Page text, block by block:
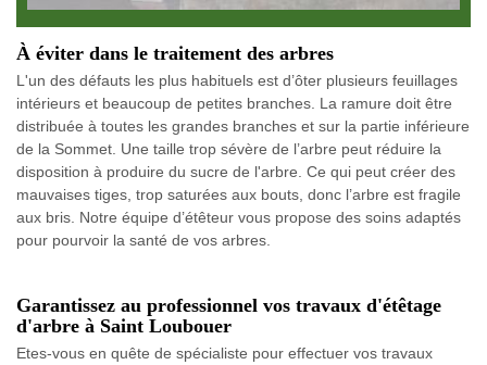
À éviter dans le traitement des arbres
L'un des défauts les plus habituels est d’ôter plusieurs feuillages
intérieurs et beaucoup de petites branches. La ramure doit être
distribuée à toutes les grandes branches et sur la partie inférieure
de la Sommet. Une taille trop sévère de l’arbre peut réduire la
disposition à produire du sucre de l'arbre. Ce qui peut créer des
mauvaises tiges, trop saturées aux bouts, donc l’arbre est fragile
aux bris. Notre équipe d’étêteur vous propose des soins adaptés
pour pourvoir la santé de vos arbres.
Garantissez au professionnel vos travaux d'étêtage
d'arbre à Saint Loubouer
Etes-vous en quête de spécialiste pour effectuer vos travaux